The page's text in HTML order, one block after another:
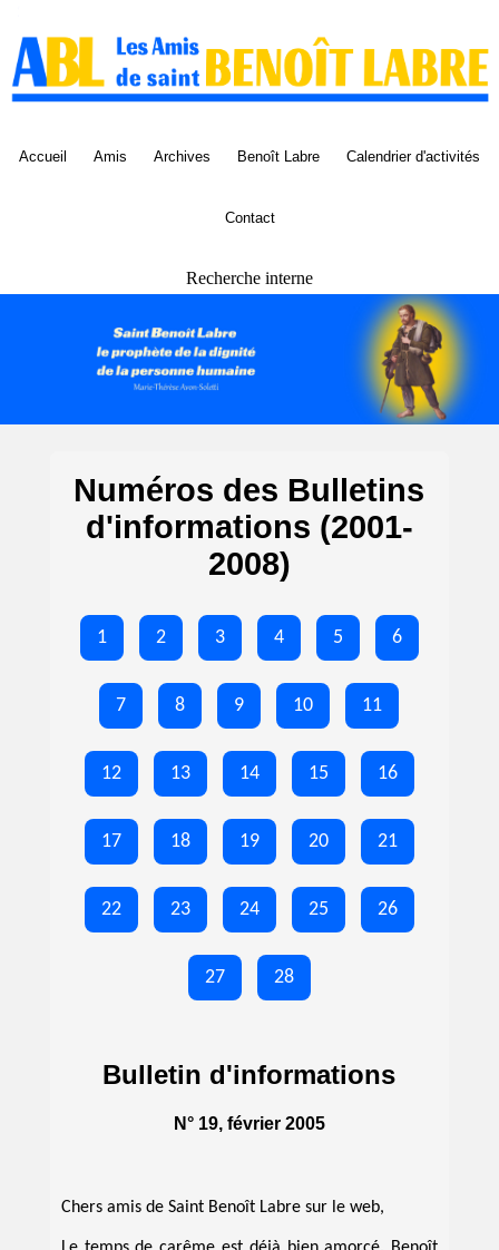
Accueil Amis Archives Benoît Labre Calendrier d'activités
Contact
Recherche interne
Numéros des Bulletins
d'informations (2001-
2008)
1 2 3 4 5 6
7 8 9 10 11
12 13 14 15 16
17 18 19 20 21
22 23 24 25 26
27 28
Bulletin d'informations
N° 19, février 2005
Chers amis de Saint Benoît Labre sur le web,